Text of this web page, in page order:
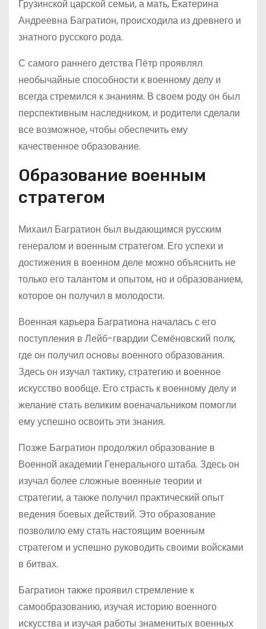
Грузинской царской семьи, а мать, Екатерина
Андреевна Багратион, происходила из древнего и
знатного русского рода.
С самого раннего детства Пётр проявлял
необычайные способности к военному делу и
всегда стремился к знаниям. В своем роду он был
перспективным наследником, и родители сделали
все возможное, чтобы обеспечить ему
качественное образование.
Образование военным
стратегом
Михаил Багратион был выдающимся русским
генералом и военным стратегом. Его успехи и
достижения в военном деле можно объяснить не
только его талантом и опытом, но и образованием,
которое он получил в молодости.
Военная карьера Багратиона началась с его
поступления в Лейб-гвардии Семёновский полк,
где он получил основы военного образования.
Здесь он изучал тактику, стратегию и военное
искусство вообще. Его страсть к военному делу и
желание стать великим военачальником помогли
ему успешно освоить эти знания.
Позже Багратион продолжил образование в
Военной академии Генерального штаба. Здесь он
изучал более сложные военные теории и
стратегии, а также получил практический опыт
ведения боевых действий. Это образование
позволило ему стать настоящим военным
стратегом и успешно руководить своими войсками
в битвах.
Багратион также проявил стремление к
самообразованию, изучая историю военного
искусства и изучая работы знаменитых военных